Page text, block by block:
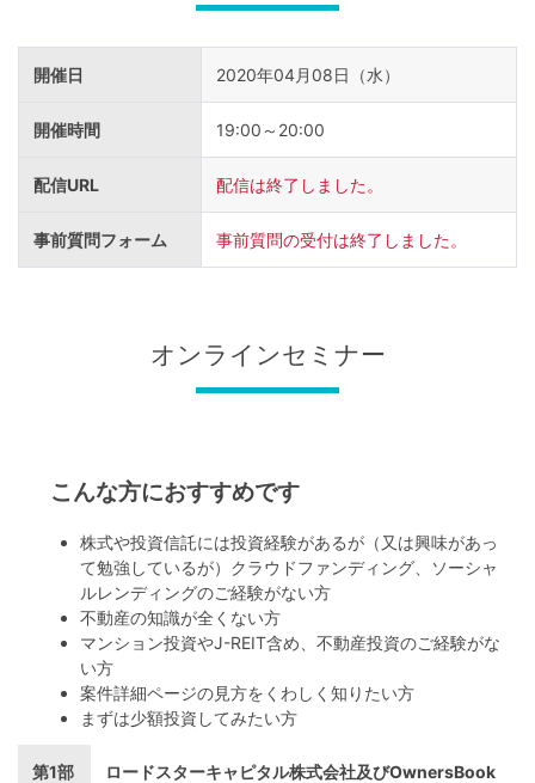
開催日 2020年04月08日（水）
開催時間 19:00～20:00
配信URL 配信は終了しました。
事前質問フォーム 事前質問の受付は終了しました。
オンラインセミナー
こんな方におすすめです
株式や投資信託には投資経験があるが（又は興味があっ
て勉強しているが）クラウドファンディング、ソーシャ
ルレンディングのご経験がない方
不動産の知識が全くない方
マンション投資やJ-REIT含め、不動産投資のご経験がな
い方
案件詳細ページの見方をくわしく知りたい方
まずは少額投資してみたい方
第1部
ロードスターキャピタル株式会社及びOwnersBook